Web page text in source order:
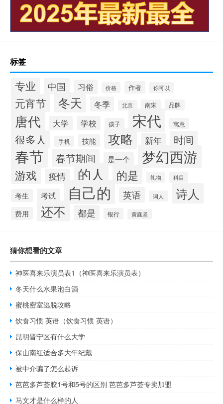
标签
专业 中国 习俗 价格 作者 你可以
元宵节 冬天 冬季 北京 南宋 品牌
唐代 大学 学校 孩子 宋代 寓意
很多人 手机 技能 攻略 新年 时间
春节 春节期间 是一个 梦幻西游
游戏 疫情 的人 的是 礼物 科目
考生 考试 自己的 英语 词人 诗人
费用 还不 都是 银行 黄庭坚
猜你想看的文章
神医喜来乐演员表1（神医喜来乐演员表）
冬天什么水果泡白酒
蜜桃密室逃脱攻略
饮食习惯 英语（饮食习惯 英语）
昆明晋宁区有什么大学
保山南红适合多大年纪戴
被中介骗了怎么起诉
芭芭多芦荟胶1号和5号的区别 芭芭多芦荟专卖加盟
马文才是什么样的人